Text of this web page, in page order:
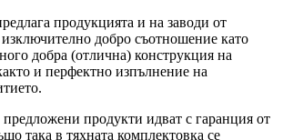
продукцията и на заводи от
добро съотношение като
добра (отлична) конструкция на
и перфектно изпълнение на
предложени продукти идват с гаранция от
така в тяхната комплектовка се